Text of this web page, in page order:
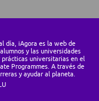
día, iAgora es la web de
y las universidades
universitarias en el
Programmes. A través de
y ayudar al planeta.